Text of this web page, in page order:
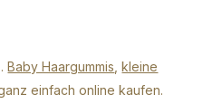
Baby Haargummis ,kleine
einfach online kaufen.